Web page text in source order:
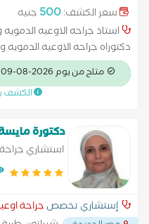
سعر الكشف:500 جنيه
استاذ جراحه الاوعيه
دكتوراه جراحه الاوعيه
متاح من يوم 2026-08-09
الكشف
دكتورة
استشاري
العلاجية
إستشاري تخصص جراحة